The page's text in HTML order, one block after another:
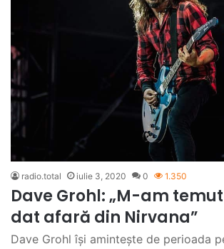
radio.total iulie 3, 2020 0 1.350
Dave Grohl: „M-am
dat afară din Nirvana”
Dave Grohl își amintește de perioada